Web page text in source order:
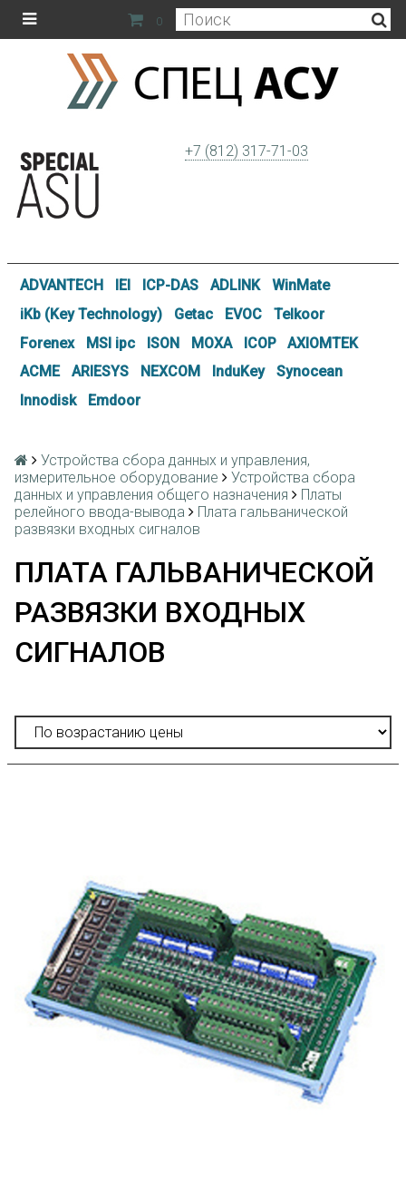
0
+7 (812) 317-71-03
ADVANTECH IEI ICP-DAS ADLINK
WinMate
iKb (Key Technology)
Getac EVOC
Telkoor
Forenex
MSI ipc ISON MOXA ICOP
AXIOMTEK
ACME
ARIESYS NEXCOM InduKey
Synocean
Innodisk
Emdoor
Устройства сбора данных и управления,
измерительное оборудование
Устройства сбора
данных и управления общего назначения
Платы
релейного ввода-вывода
Плата гальванической
развязки входных сигналов
ПЛАТА ГАЛЬВАНИЧЕСКОЙ
РАЗВЯЗКИ ВХОДНЫХ
СИГНАЛОВ